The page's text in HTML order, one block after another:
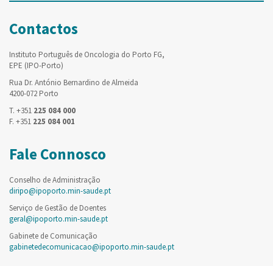
Contactos
Instituto Português de Oncologia do Porto FG,
EPE (IPO-Porto)
Rua Dr. António Bernardino de Almeida
4200-072 Porto
T. +351 225 084 000
F. +351 225 084 001
Fale Connosco
Conselho de Administração
diripo@ipoporto.min-saude.pt
Serviço de Gestão de Doentes
geral@ipoporto.min-saude.pt
Gabinete de Comunicação
gabinetedecomunicacao@ipoporto.min-saude.pt